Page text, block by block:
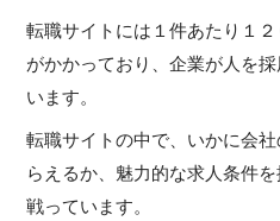
転職サイトには１件あたり１
がかかっており、企業が人を
います。
転職サイトの中で、いかに会
らえるか、魅力的な求人条件
戦っています。